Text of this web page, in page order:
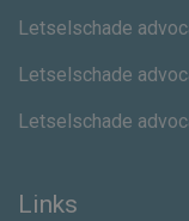
Letselschade
Letselschade
Letselschade
Links